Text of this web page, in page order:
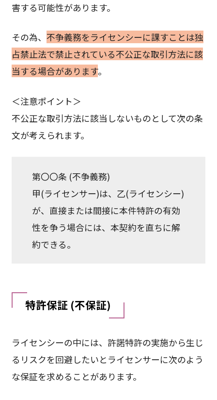
害する可能性があります。
その為、 不争義務をライセンシーに課すことは独
占禁止法で禁止されている不公正な取引方法に該
当する場合があります。
＜注意ポイント＞
不公正な取引方法に該当しないものとして次の条
文が考えられます。
第〇〇条 (不争義務)
甲(ライセンサー)は、乙(ライセンシー)
が、直接または間接に本件特許の有効
性を争う場合には、本契約を直ちに解
約できる。
特許保証 (不保証)
ライセンシーの中には、許諾特許の実施から生じ
るリスクを回避したいとライセンサーに次のよう
な保証を求めることがあります。